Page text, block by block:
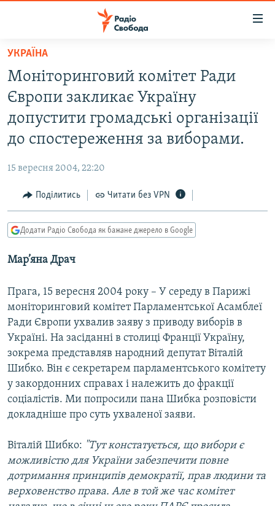
Перейти
основного
матеріалу
Перейти
до
основної
Перейти
пошуку
ВСЕ ЗА ДОБУ
СТАТТІ
СУСПІЛЬСТВО
КУЛЬТУРА
СПОРТ
СВІТ
ДОНБАС.РЕАЛІЇ
КРИМ.РЕАЛІЇ
ТИ ЯК?
КИТАЙ.ВИКЛИКИ
МУЛЬТИМЕДІА
ФОТО
СПЕЦПРОЄКТИ
ПОДКАСТИ
КРИМ РЕАЛІЇ
РУС
КТАТ
ДОЛУЧАЙСЯ!
УКРАЇНА
Моніторинговий комітет Ради
Європи закликає Україну
допустити громадські організації
до спостереження за виборами.
15 вересня 2004, 22:20
Поділитись Читати без VPN
Додати Радіо Свобода як бажане джерело в Google
Мар’яна Драч
Прага, 15 вересня 2004 року – У середу в Парижі
моніторинговий комітет Парламентської Асамблеї
Ради Європи ухвалив заяву з приводу виборів в
Україні. На засіданні в столиці Франції Україну,
зокрема представляв народний депутат Віталій
Шибко. Він є секретарем парламентського комітету
у закордонних справах і належить до фракції
соціалістів. Ми попросили пана Шибка розповісти
докладніше про суть ухваленої заяви.
Віталій Шибко: "Тут констатується, що вибори є
можливістю для України забезпечити повне
дотримання принципів демократії, прав людини та
верховенство права. Але в той же час комітет